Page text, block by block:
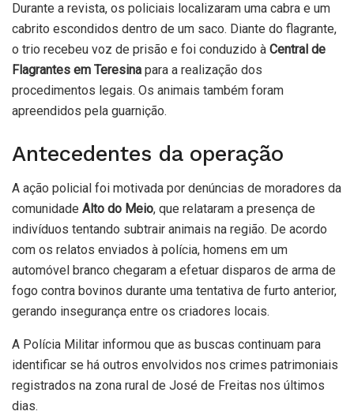
Durante a revista, os policiais localizaram uma cabra e um
cabrito escondidos dentro de um saco. Diante do flagrante,
o trio recebeu voz de prisão e foi conduzido à Central de
Flagrantes em Teresina para a realização dos
procedimentos legais. Os animais também foram
apreendidos pela guarnição.
Antecedentes da operação
A ação policial foi motivada por denúncias de moradores da
comunidade Alto do Meio, que relataram a presença de
indivíduos tentando subtrair animais na região. De acordo
com os relatos enviados à polícia, homens em um
automóvel branco chegaram a efetuar disparos de arma de
fogo contra bovinos durante uma tentativa de furto anterior,
gerando insegurança entre os criadores locais.
A Polícia Militar informou que as buscas continuam para
identificar se há outros envolvidos nos crimes patrimoniais
registrados na zona rural de José de Freitas nos últimos
dias.